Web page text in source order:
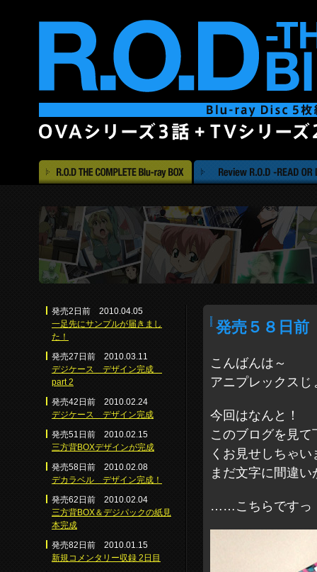
発売2日前 2010.04.05
一足先にサンプルが届きまし
た！
発売27日前 2010.03.11
デジケース デザイン完成
part 2
発売42日前 2010.02.24
デジケース デザイン完成
発売51日前 2010.02.15
三方背BOXデザインが完成
発売58日前 2010.02.08
デカラベル デザイン完成！
発売62日前 2010.02.04
三方背BOX＆デジパックの紙見
本完成
発売82日前 2010.01.15
新規コメンタリー収録 2日目
発売５８日
こんばんは～
アニプレックスじ
今回はなんと！
このブログを見
くお見せしちゃい
まだ文字に間違
……こちらですっ